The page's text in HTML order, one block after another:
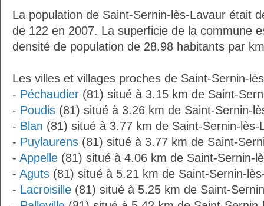
La population de Saint-Sernin-lès-Lavaur était
de 122 en 2007. La superficie de la commune
densité de population de 28.98 habitants par
Les villes et villages proches de Saint-Sernin-
- Péchaudier (81) situé à 3.15 km de Saint-
- Poudis (81) situé à 3.26 km de Saint-Sernin-
- Blan (81) situé à 3.77 km de Saint-Sernin-lès-
- Puylaurens (81) situé à 3.77 km de Saint-
- Appelle (81) situé à 4.06 km de Saint-Sernin-
- Aguts (81) situé à 5.21 km de Saint-Sernin-
- Lacroisille (81) situé à 5.25 km de Saint-